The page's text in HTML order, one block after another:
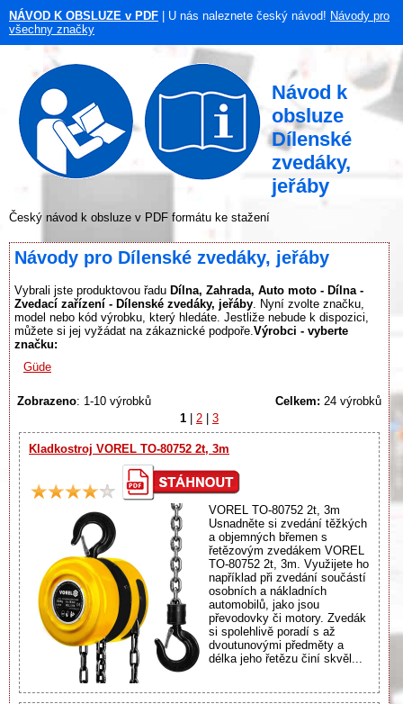
NÁVOD K OBSLUZE v PDF | U nás naleznete český návod! Návody pro
všechny značky
Návod k
obsluze
Dílenské
zvedáky,
jeřáby
Český návod k obsluze v PDF formátu ke stažení
Návody pro Dílenské zvedáky, jeřáby
Vybrali jste produktovou řadu Dílna, Zahrada, Auto moto - Dílna -
Zvedací zařízení - Dílenské zvedáky, jeřáby . Nyní zvolte značku,
model nebo kód výrobku, který hledáte. Jestliže nebude k dispozici,
můžete si jej vyžádat na zákaznické podpoře. Výrobci - vyberte
značku:
Güde
Zobrazeno: 1-10 výrobků Celkem: 24 výrobků
1 | 2 | 3
Kladkostroj VOREL TO-80752 2t, 3m
VOREL TO-80752 2t, 3m
Usnadněte si zvedání těžkých
a objemných břemen s
řetězovým zvedákem VOREL
TO-80752 2t, 3m. Využijete ho
například při zvedání součástí
osobních a nákladních
automobilů, jako jsou
převodovky či motory. Zvedák
si spolehlivě poradí s až
dvoutunovými předměty a
délka jeho řetězu činí skvěl...